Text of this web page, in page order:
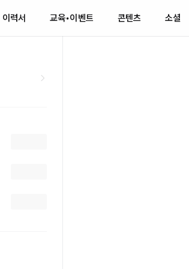
이력서 교육•이벤트 콘텐츠 소셜